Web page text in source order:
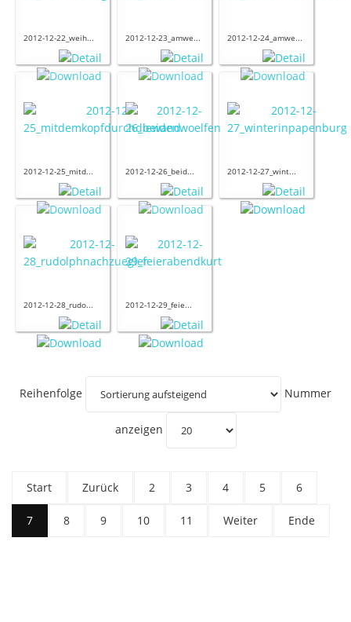
2012-12-22_weih... 2012-12-23_amwe... 2012-12-24_amwe...
2012-12-25_mitd... 2012-12-26_beid... 2012-12-27_wint...
2012-12-28_rudo... 2012-12-29_feie...
Reihenfolge Nummer
anzeigen
Start Zurück 2 3 4 5 6
7 8 9 10 11 Weiter Ende